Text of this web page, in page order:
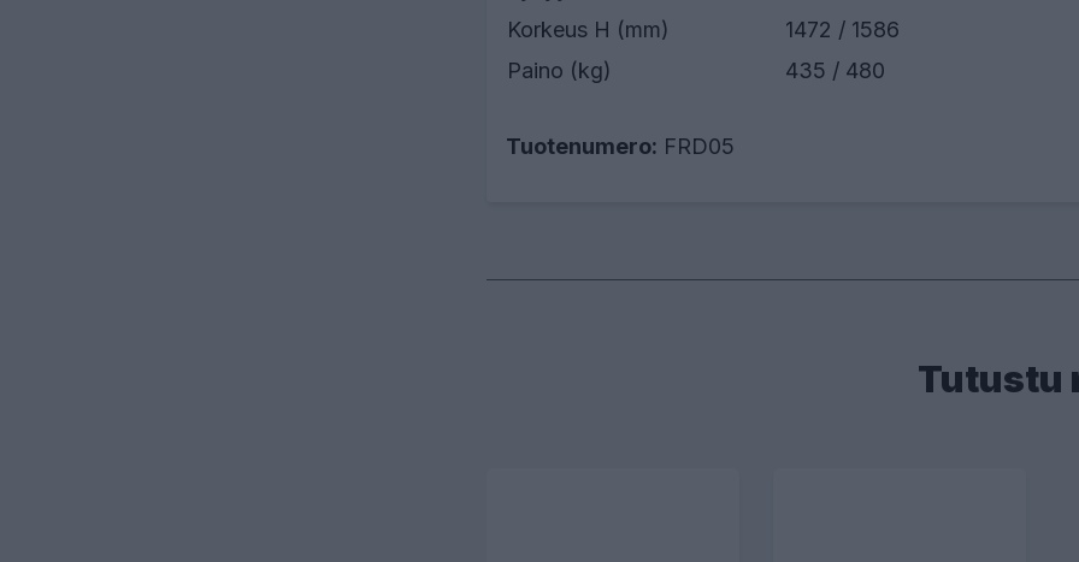
Korkeus H (mm)
1472 / 1586
Paino (kg)
435 / 480
Tuotenumero: FRD05
Tutustu